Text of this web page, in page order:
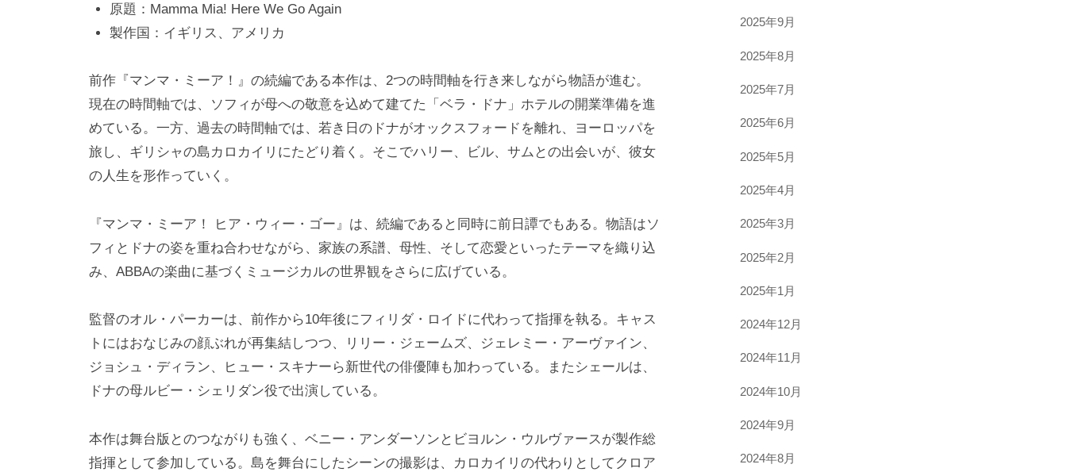
原題：Mamma Mia! Here We Go Again
製作国：イギリス、アメリカ
前作『マンマ・ミーア！』の続編である本作は、2つの時間軸を行き来しながら物語が進む。
現在の時間軸では、ソフィが母への敬意を込めて建てた「ベラ・ドナ」ホテルの開業準備を進
めている。一方、過去の時間軸では、若き日のドナがオックスフォードを離れ、ヨーロッパを
旅し、ギリシャの島カロカイリにたどり着く。そこでハリー、ビル、サムとの出会いが、彼女
の人生を形作っていく。
『マンマ・ミーア！ ヒア・ウィー・ゴー』は、続編であると同時に前日譚でもある。物語はソ
フィとドナの姿を重ね合わせながら、家族の系譜、母性、そして恋愛といったテーマを織り込
み、ABBAの楽曲に基づくミュージカルの世界観をさらに広げている。
監督のオル・パーカーは、前作から10年後にフィリダ・ロイドに代わって指揮を執る。キャス
トにはおなじみの顔ぶれが再集結しつつ、リリー・ジェームズ、ジェレミー・アーヴァイン、
ジョシュ・ディラン、ヒュー・スキナーら新世代の俳優陣も加わっている。またシェールは、
ドナの母ルビー・シェリダン役で出演している。
本作は舞台版とのつながりも強く、ベニー・アンダーソンとビヨルン・ウルヴァースが製作総
指揮として参加している。島を舞台にしたシーンの撮影は、カロカイリの代わりとしてクロア
2025年9月
2025年8月
2025年7月
2025年6月
2025年5月
2025年4月
2025年3月
2025年2月
2025年1月
2024年12月
2024年11月
2024年10月
2024年9月
2024年8月